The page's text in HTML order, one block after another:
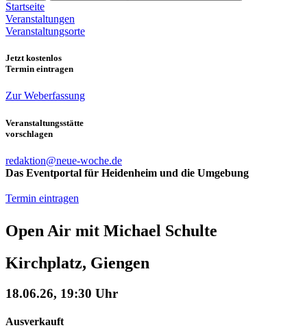
Startseite
Veranstaltungen
Veranstaltungsorte
Jetzt kostenlos
Termin eintragen
Zur Weberfassung
Veranstaltungsstätte
vorschlagen
redaktion@neue-woche.de
Das Eventportal für Heidenheim und die Umgebung
Termin eintragen
Open Air mit Michael Schulte
Kirchplatz, Giengen
18.06.26, 19:30 Uhr
Ausverkauft